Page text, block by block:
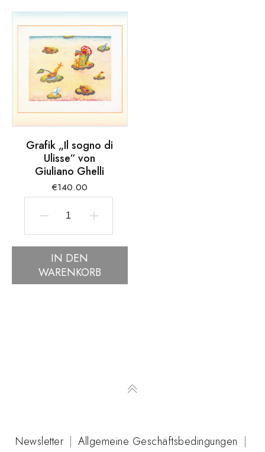
Grafik „Il sogno di
Ulisse“ von
Giuliano Ghelli
€140.00
Grafik
"Il
sogno
di
IN DEN
WARENKORB
Newsletter |Allgemeine Geschäftsbedingungen |